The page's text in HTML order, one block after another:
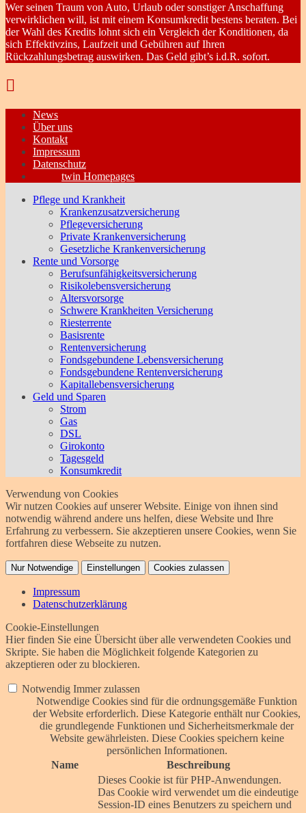
Wer seinen Traum von Auto, Urlaub oder sonstiger Anschaffung
verwirklichen will, ist mit einem Konsumkredit bestens beraten. Bei
der Wahl des Kredits lohnt sich ein Vergleich der Konditionen, da
sich Effektivzins, Laufzeit und Gebühren auf Ihren
Rückzahlungsbetrag auswirken. Das Geld gibt’s i.d.R. sofort.
News
Über uns
Kontakt
Impressum
Datenschutz
twin Homepages
Pflege und Krankheit
Krankenzusatzversicherung
Pflegeversicherung
Private Krankenversicherung
Gesetzliche Krankenversicherung
Rente und Vorsorge
Berufs­unfähigkeitsversicherung
Risikolebensversicherung
Altersvorsorge
Schwere Krankheiten Versicherung
Riesterrente
Basisrente
Rentenversicherung
Fondsgebundene Lebensversicherung
Fondsgebundene Rentenversicherung
Kapitallebensversicherung
Geld und Sparen
Strom
Gas
DSL
Girokonto
Tagesgeld
Konsumkredit
Verwendung von Cookies
Wir nutzen Cookies auf unserer Website. Einige von ihnen sind
notwendig während andere uns helfen, diese Website und Ihre
Erfahrung zu verbessern. Sie akzeptieren unsere Cookies, wenn Sie
fortfahren diese Webseite zu nutzen.
Nur Notwendige Einstellungen Cookies zulassen
Impressum
Datenschutzerklärung
Cookie-Einstellungen
Hier finden Sie eine Übersicht über alle verwendeten Cookies und
Skripte. Sie haben die Möglichkeit folgende Kategorien zu
akzeptieren oder zu blockieren.
Notwendig Immer zulassen
Notwendige Cookies sind für die ordnungsgemäße Funktion
der Website erforderlich. Diese Kategorie enthält nur Cookies,
die grundlegende Funktionen und Sicherheitsmerkmale der
Website gewährleisten. Diese Cookies speichern keine
persönlichen Informationen.
Name
Beschreibung
Dieses Cookie ist für PHP-Anwendungen.
Das Cookie wird verwendet um die eindeutige
Session-ID eines Benutzers zu speichern und